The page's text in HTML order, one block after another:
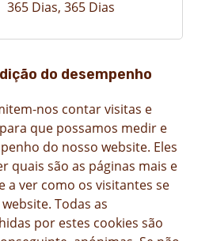
365 Dias, 365 Dias
do desempenho
nos contar visitas e
que possamos medir e
do nosso website. Eles
quais são as páginas mais e
a ver como os visitantes se
Todas as
por estes cookies são